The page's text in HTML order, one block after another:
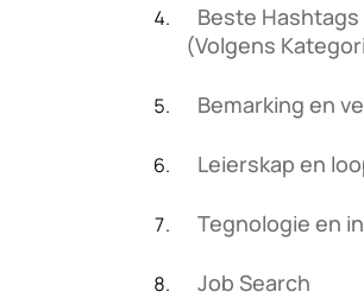
Beste Hashtags
(Volgens
Bemarking en
Leierskap en
Tegnologie en
Job Search